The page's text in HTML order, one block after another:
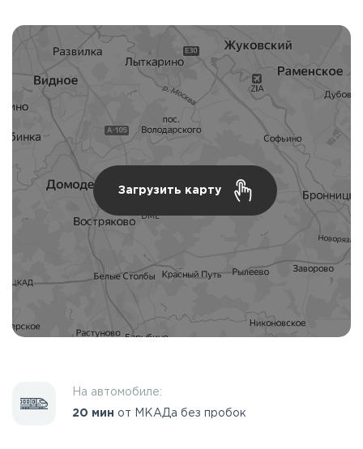
Загрузить карту
На автомобиле:
20 мин от МКАДа без пробок